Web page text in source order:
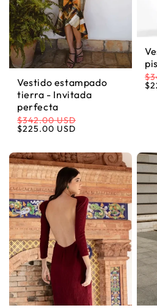
Vestido estampado
tierra - Invitada
perfecta
Precio habitual
$342.00 USD
Precio de oferta
$225.00 USD